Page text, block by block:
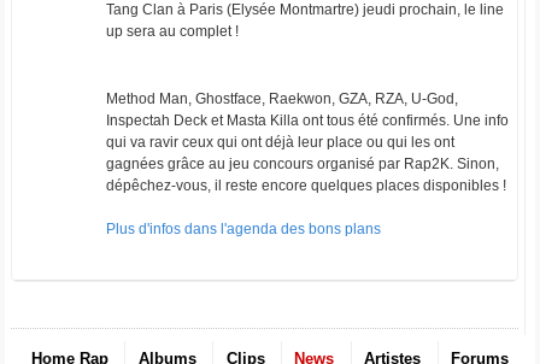
Tang Clan à Paris (Elysée Montmartre) jeudi prochain, le line
up sera au complet !
Method Man, Ghostface, Raekwon, GZA, RZA, U-God,
Inspectah Deck et Masta Killa ont tous été confirmés. Une info
qui va ravir ceux qui ont déjà leur place ou qui les ont
gagnées grâce au jeu concours organisé par Rap2K. Sinon,
dépêchez-vous, il reste encore quelques places disponibles !
Plus d'infos dans l'agenda des bons plans
Home Rap Albums Clips News Artistes Forums